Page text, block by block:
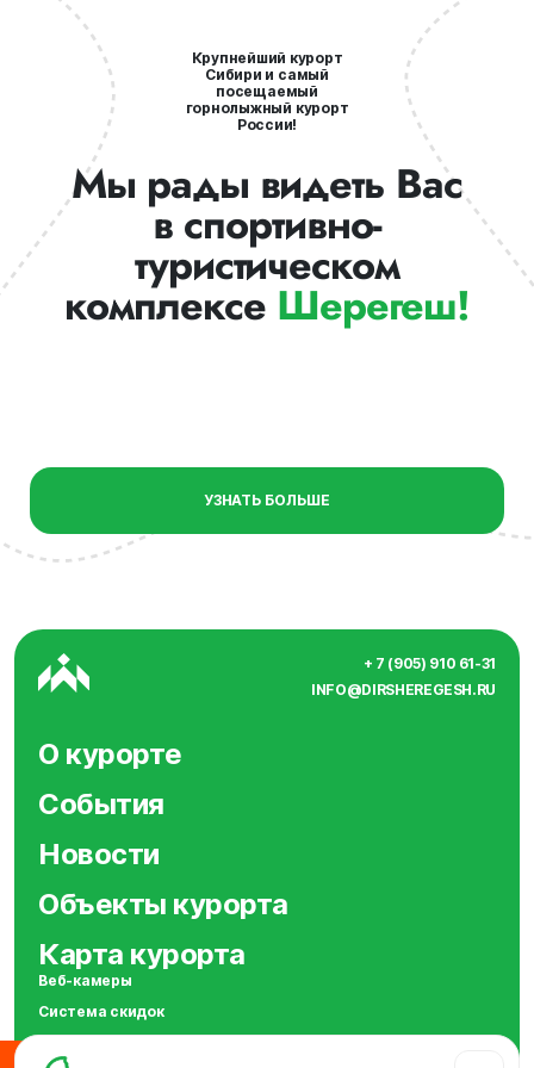
Крупнейший курорт
Сибири и самый
посещаемый
горнолыжный курорт
России!
Мы рады видеть Вас
в спортивно-
туристическом
комплексе Шерегеш!
УЗНАТЬ БОЛЬШЕ
+ 7 (905) 910 61-31
INFO@DIRSHEREGESH.RU
О курорте
События
Новости
Объекты курорта
Карта курорта
Веб-камеры
Система скидок